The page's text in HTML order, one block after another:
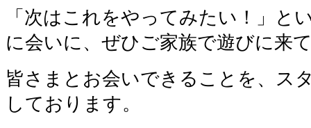
「次はこれをやってみたい！」と
に会いに、ぜひご家族で遊びに来
皆さまとお会いできることを、ス
しております。